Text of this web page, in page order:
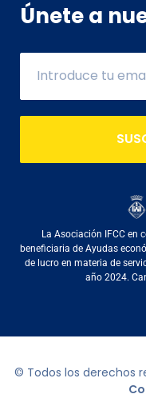
Únete a
La Asociación IFCC en
beneficiaria de Ayudas
de lucro en materia de
año 2024.
© Todos los derechos